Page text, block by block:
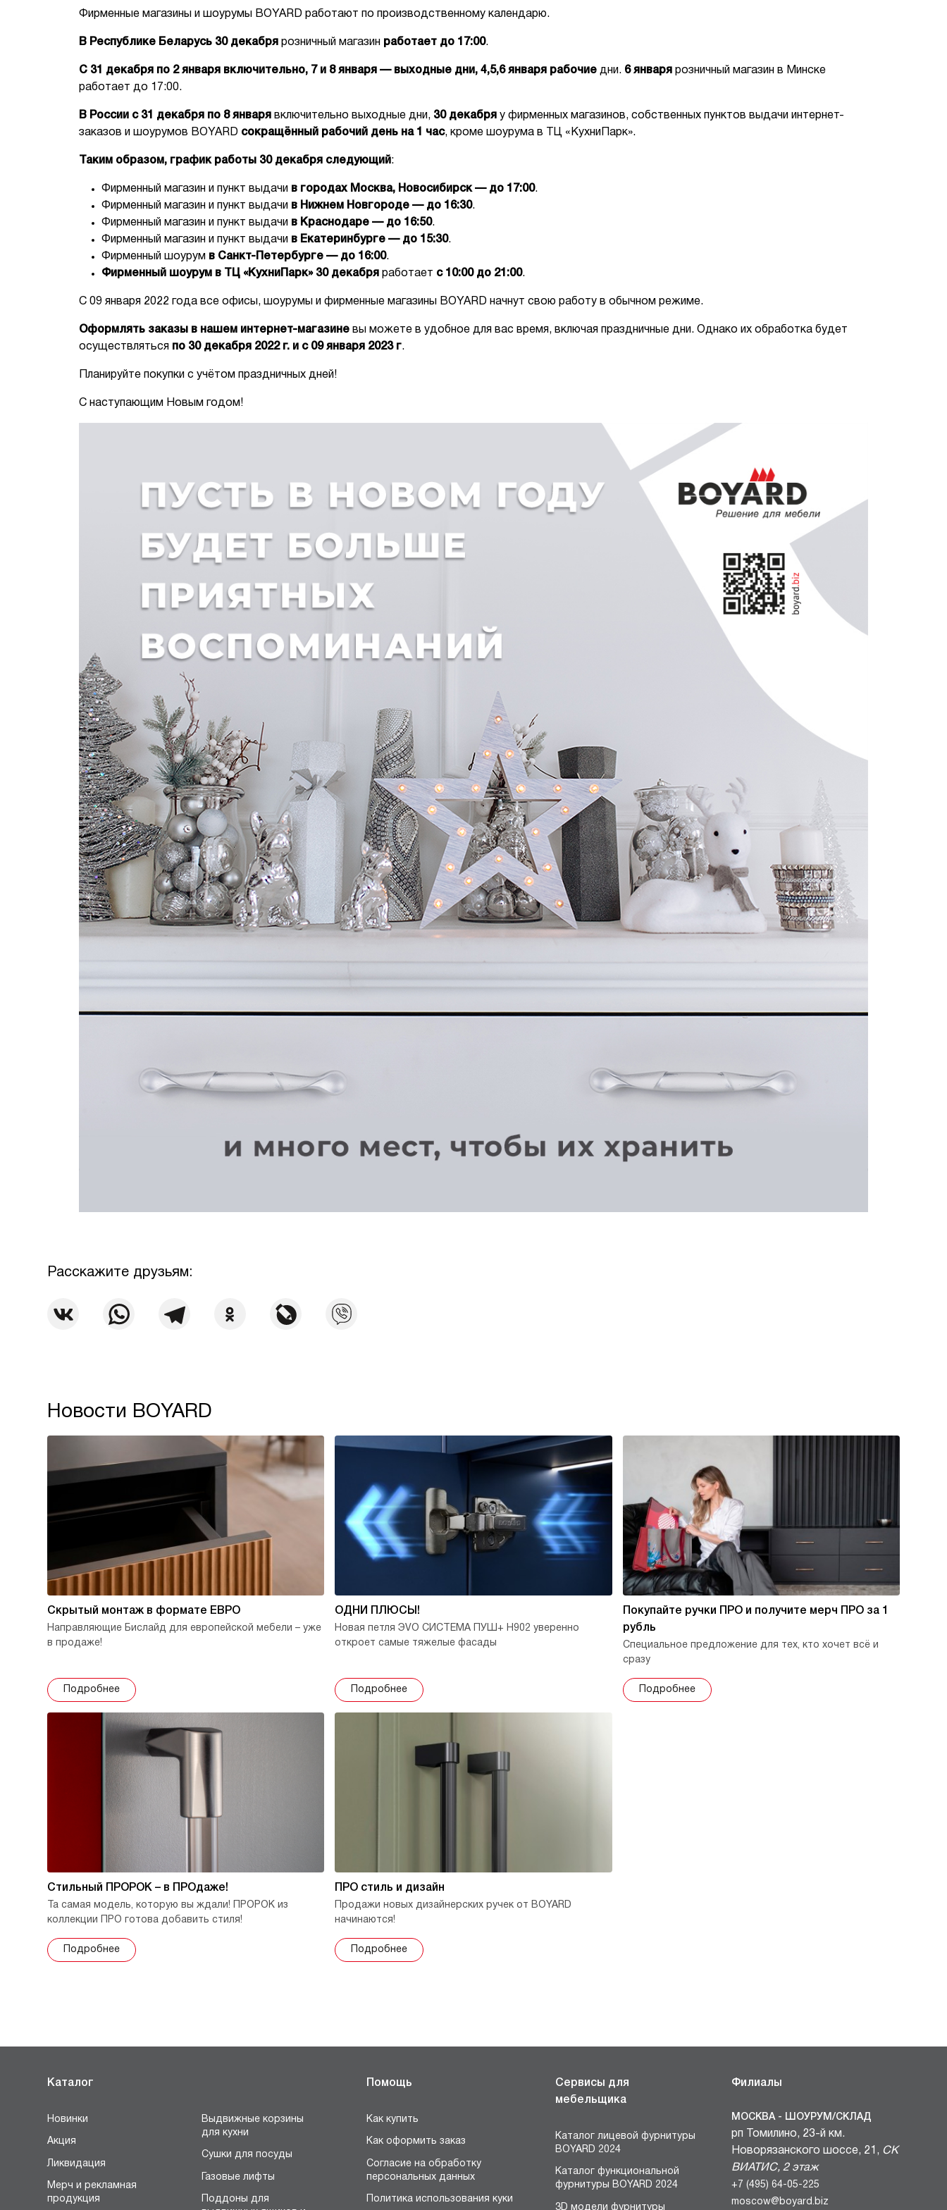
Фирменные магазины и шоурумы BOYARD работают по производственному календарю.
В Республике Беларусь 30 декабря розничный магазин работает до 17:00.
С 31 декабря по 2 января включительно, 7 и 8 января — выходные дни, 4,5,6 января рабочие дни. 6 января розничный магазин в Минске
работает до 17:00.
В России с 31 декабря по 8 января включительно выходные дни, 30 декабря у фирменных магазинов, собственных пунктов выдачи интернет-
заказов и шоурумов BOYARD сокращённый рабочий день на 1 час, кроме шоурума в ТЦ «КухниПарк».
Таким образом, график работы 30 декабря следующий :
Фирменный магазин и пункт выдачи в городах Москва, Новосибирск — до 17:00.
Фирменный магазин и пункт выдачи
в Нижнем Новгороде — до 16:30.
Фирменный магазин и пункт выдачи
в Краснодаре — до 16:50.
Фирменный магазин и пункт выдачи
в Екатеринбурге — до 15:30.
Фирменный шоурум
в Санкт-Петербурге — до 16:00.
Фирменный шоурум в ТЦ «КухниПарк» 30 декабря работает с 10:00 до 21:00.
С 09 января 2022 года все офисы, шоурумы и фирменные магазины BOYARD начнут свою работу в обычном режиме.
Оформлять заказы в нашем интернет-магазине вы можете в удобное для вас время, включая праздничные дни. Однако их обработка будет
осуществляться
по 30 декабря 2022 г. и с 09 января 2023 г.
Планируйте покупки с учётом праздничных дней!
С наступающим Новым годом!
Расскажите друзьям:
Новости BOYARD
Скрытый монтаж в формате ЕВРО
Направляющие Бислайд для европейской мебели – уже
в продаже!
Подробнее
ОДНИ ПЛЮСЫ!
Новая петля ЭVO СИСТЕМА ПУШ+ H902 уверенно
откроет самые тяжелые фасады
Подробнее
Покупайте ручки ПРО и получите мерч ПРО за 1
рубль
Специальное предложение для тех, кто хочет всё и
сразу
Подробнее
Стильный ПРОРОК – в ПРОдаже!
Та самая модель, которую вы ждали! ПРОРОК из
коллекции ПРО готова добавить стиля!
Подробнее
ПРО стиль и дизайн
Продажи новых дизайнерских ручек от BOYARD
начинаются!
Подробнее
Каталог
Новинки
Акция
Ликвидация
Мерч и рекламная
продукция
Выдвижные корзины
для кухни
Сушки для посуды
Газовые лифты
Поддоны для
Помощь
Как купить
Как оформить заказ
Согласие на обработку
персональных данных
Политика использования куки
Сервисы для
мебельщика
Каталог лицевой фурнитуры
BOYARD 2024
Каталог функциональной
фурнитуры BOYARD 2024
3D модели фурнитуры
Филиалы
МОСКВА - ШОУРУМ/СКЛАД
рп Томилино, 23-й км.
Новорязанского шоссе, 21, СК
ВИАТИС, 2 этаж
+7 (495) 64-05-225
moscow@boyard.biz